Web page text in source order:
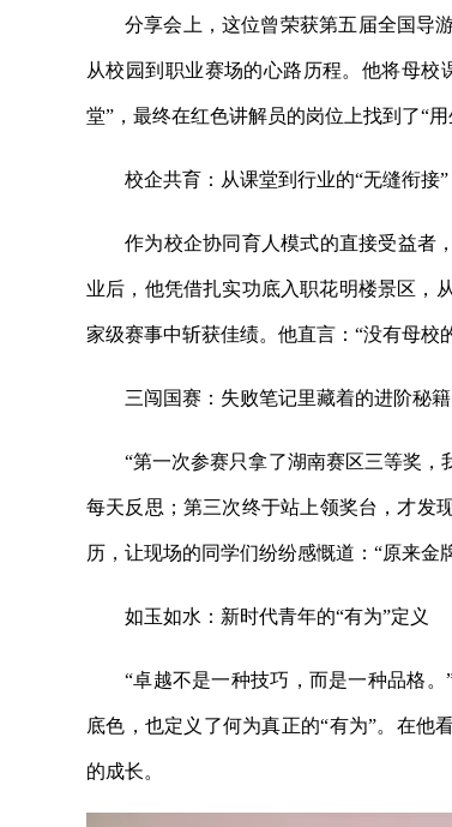
分享会上，这位曾荣获第五届全国导
从校园到职业赛场的心路历程。他将母校
堂”，最终在红色讲解员的岗位上找到了“用
校企共育：从课堂到行业的“无缝衔接”
作为校企协同育人模式的直接受益者
业后，他凭借扎实功底入职花明楼景区，
家级赛事中斩获佳绩。他直言：“没有母校
三闯国赛：失败笔记里藏着的进阶秘籍
“第一次参赛只拿了湖南赛区三等奖
每天反思；第三次终于站上领奖台，才发
历，让现场的同学们纷纷感慨道：“原来
如玉如水：新时代青年的“有为”定义
“卓越不是一种技巧，而是一种品格
底色，也定义了何为真正的“有为”。在他
的成长。